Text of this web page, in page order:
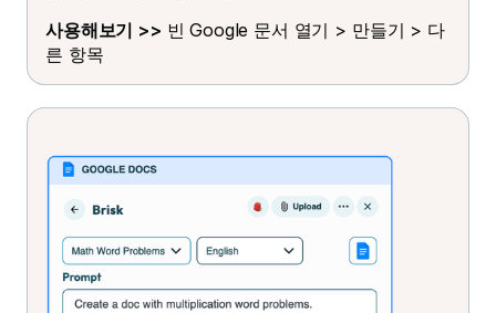
사용해보기 >> 빈 Google 문서 열기 > 만들기 > 다
른 항목